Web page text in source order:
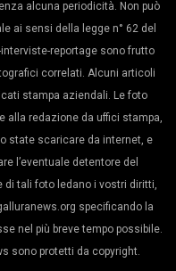
alcuna periodicità. Non può
ai sensi della legge n° 62 del
reportage sono frutto
correlati. Alcuni articoli
stampa aziendali. Le foto
alla redazione da uffici stampa,
state scaricare da internet, e
l’eventuale detentore del
di tali foto ledano i vostri diritti,
specificando la
nel più breve tempo possibile.
sono protetti da copyright.